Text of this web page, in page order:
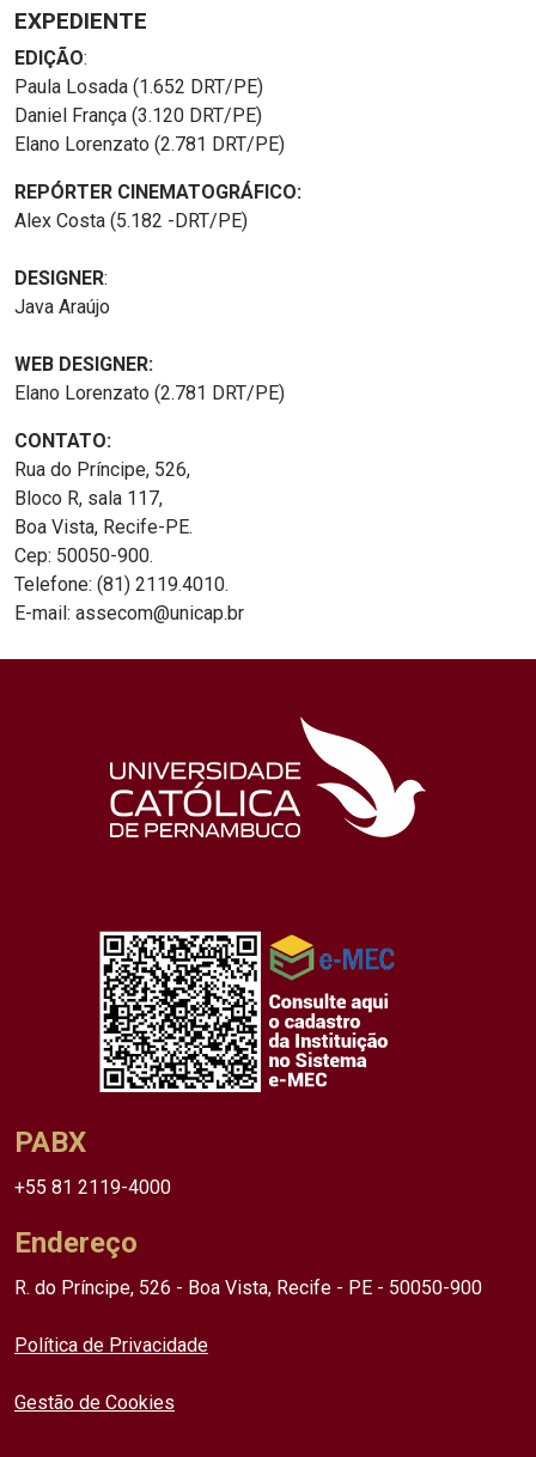
EXPEDIENTE
EDIÇÃO:
Paula Losada (1.652 DRT/PE)
Daniel França (3.120 DRT/PE)
Elano Lorenzato (2.781 DRT/PE)
REPÓRTER CINEMATOGRÁFICO:
Alex Costa (5.182 -DRT/PE)
DESIGNER:
Java Araújo
WEB DESIGNER:
Elano Lorenzato (2.781 DRT/PE)
CONTATO:
Rua do Príncipe, 526,
Bloco R, sala 117,
Boa Vista, Recife-PE.
Cep: 50050-900.
Telefone: (81) 2119.4010.
E-mail: assecom@unicap.br
PABX
+55 81 2119-4000
Endereço
R. do Príncipe, 526 - Boa Vista, Recife - PE - 50050-900
Política de Privacidade
Gestão de Cookies